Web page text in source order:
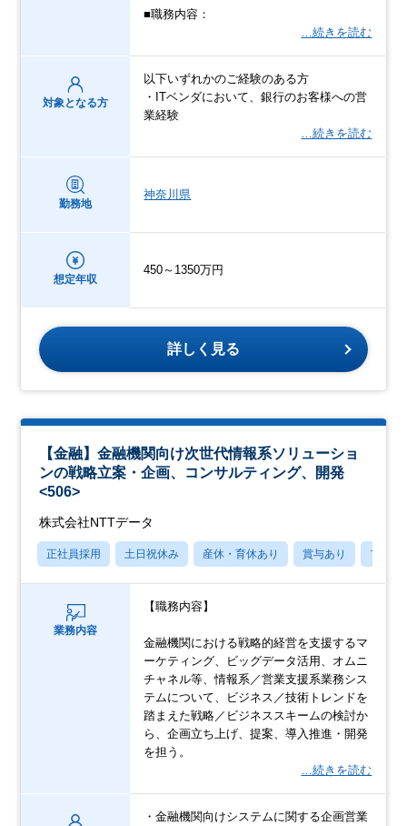
■職務内容：
…続きを読む
対象となる方
以下いずれかのご経験のある方
・ITベンダにおいて、銀行のお客様への営
業経験
…続きを読む
勤務地
神奈川県
想定年収
450～1350万円
詳しく見る
【金融】金融機関向け次世代情報系ソリューショ
ンの戦略立案・企画、コンサルティング、開発
<506>
株式会社NTTデータ
正社員採用 土日祝休み 産休・育休あり 賞与あり フレッ
業務内容
【職務内容】
金融機関における戦略的経営を支援するマ
ーケティング、ビッグデータ活用、オムニ
チャネル等、情報系／営業支援系業務シス
テムについて、ビジネス／技術トレンドを
踏まえた戦略／ビジネススキームの検討か
ら、企画立ち上げ、提案、導入推進・開発
を担う。
…続きを読む
・金融機関向けシステムに関する企画営業